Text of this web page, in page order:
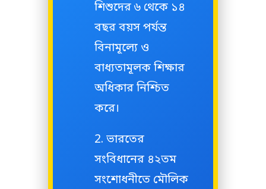
শিশুদের ৬ থেকে ১৪
বছর বয়স পর্যন্ত
বিনামূল্যে ও
বাধ্যতামূলক শিক্ষার
অধিকার নিশ্চিত
করে।
ভারতের
সংবিধানের ৪২তম
সংশোধনীতে মৌলিক